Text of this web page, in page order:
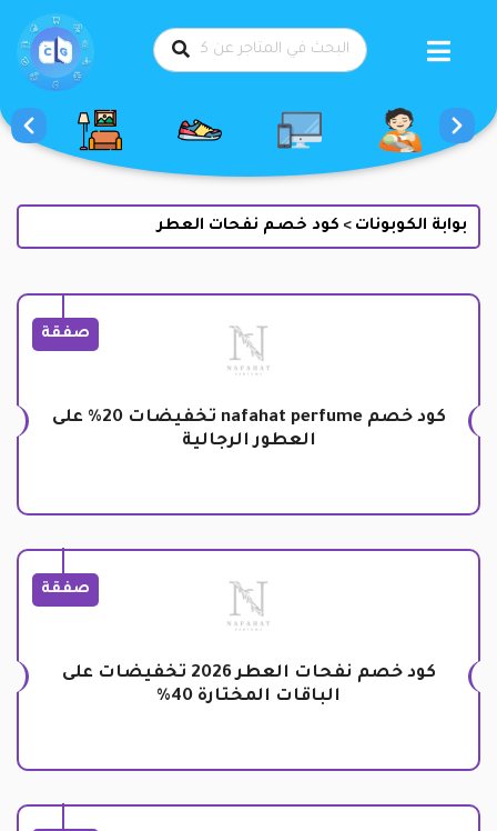
بوابة الكوبونات > كود خصم نفحات العطر
صفقة
كود خصم nafahat perfume تخفيضات 20% على
العطور الرجالية
صفقة
كود خصم نفحات العطر 2026 تخفيضات على
الباقات المختارة 40%